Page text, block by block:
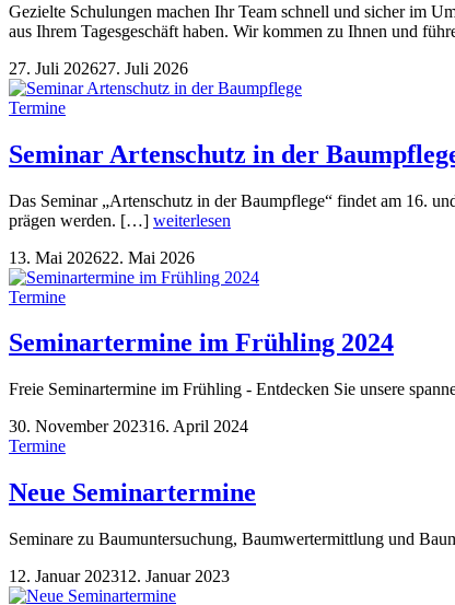
Gezielte Schulungen machen Ihr Team schnell und sicher im
aus Ihrem Tagesgeschäft haben. Wir kommen zu Ihnen und
27. Juli 202627. Juli 2026
Termine
Seminar Artenschutz in der
Das Seminar „Artenschutz in der Baumpflege“ findet am 16.
prägen werden. […] weiterlesen
13. Mai 202622. Mai 2026
Termine
Seminartermine im Frühling 2024
Freie Seminartermine im Frühling - Entdecken Sie unsere
30. November 202316. April 2024
Termine
Neue Seminartermine
Seminare zu Baumuntersuchung, Baumwertermittlung und
12. Januar 202312. Januar 2023